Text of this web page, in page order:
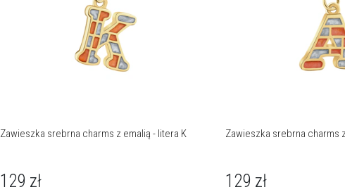
Zawieszka srebrna charms z emalią - litera K
129 zł
Zawieszka srebrna charms
129 zł